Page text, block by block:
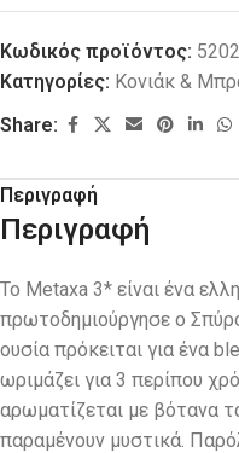
Κωδικός προϊόντος:
Κατηγορίες: Κονιάκ &
Share:
Περιγραφή
Περιγραφή
Το Metaxa 3* είναι ένα
πρωτοδημιούργησε ο
ουσία πρόκειται για ένα
ωριμάζει για 3 περίπου
αρωματίζεται με βότανα
παραμένουν μυστικά.